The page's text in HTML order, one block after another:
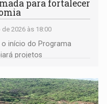
para fortalecer
2026 às 18:00
o início do Programa
projetos
ser feita até 1º de